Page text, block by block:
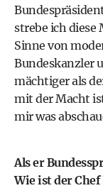
strebe ich diese
Sinne von
Bundeskanzler
mächtiger als
mit der Macht
mir was
Als er
Wie ist der Chef